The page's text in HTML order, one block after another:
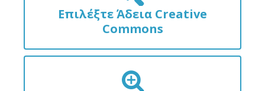
Επιλέξτε Άδεια Creative
Commons